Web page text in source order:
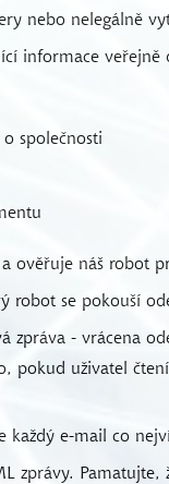
nebo nelegálně
informace
společnosti
ověřuje náš robot
robot se pokouší
zpráva - vrácena
pokud uživatel
každý e-mail co
zprávy.